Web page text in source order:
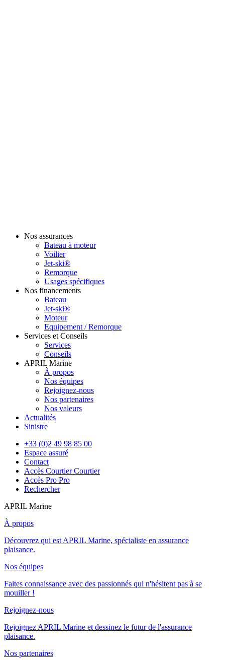
Nos assurances
Bateau à moteur
Voilier
Jet-ski®
Remorque
Usages spécifiques
Nos financements
Bateau
Jet-ski®
Moteur
Equipement / Remorque
Services et Conseils
Services
Conseils
APRIL Marine
À propos
Nos équipes
Rejoignez-nous
Nos partenaires
Nos valeurs
Actualités
Sinistre
+33 (0)2 49 98 85 00
Espace assuré
Contact
Accès Courtier Courtier
Accès Pro Pro
Rechercher
APRIL Marine
À propos
Découvrez qui est APRIL Marine, spécialiste en assurance
plaisance.
Nos équipes
Faites connaissance avec des passionnés qui n'hésitent pas à se
mouiller !
Rejoignez-nous
Rejoignez APRIL Marine et dessinez le futur de l'assurance
plaisance.
Nos partenaires